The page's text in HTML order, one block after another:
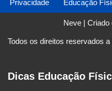
Privacidade Educação
Neve| Criado
Todos os direitos reservados
Dicas Educação